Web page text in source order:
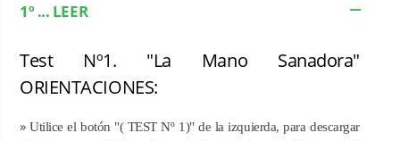
1º ... LEER
Test Nº1. "La Mano Sanadora"
ORIENTACIONES:
»Utilice el botón "( TEST Nº 1)"de la izquierda, para descargar